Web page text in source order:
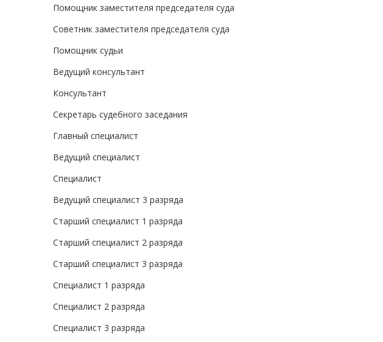
Помощник заместителя председателя суда
Советник заместителя председателя суда
Помощник судьи
Ведущий консультант
Консультант
Секретарь судебного заседания
Главный специалист
Ведущий специалист
Специалист
Ведущий специалист 3 разряда
Старший специалист 1 разряда
Старший специалист 2 разряда
Старший специалист 3 разряда
Специалист 1 разряда
Специалист 2 разряда
Специалист 3 разряда